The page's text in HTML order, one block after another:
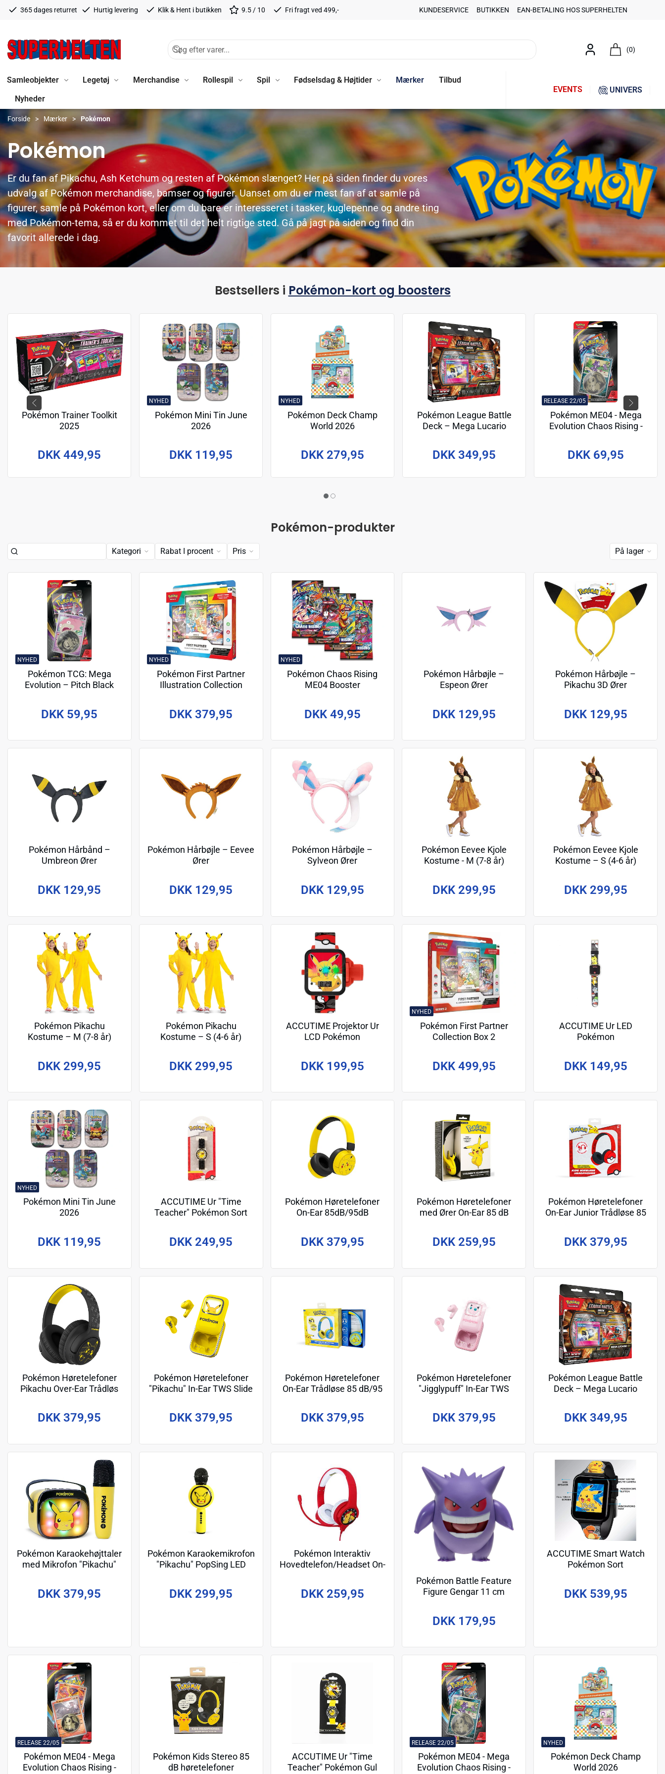
365 dages returret Hurtig levering Klik & Hent i butikken 9.5 / 10 Fri fragt ved 499,- KUNDESERVICE BUTIKKEN EAN-BETALING HOS SUPERHELTEN
(0)
Samleobjekter Legetøj Merchandise Rollespil Spil Fødselsdag & Højtider Mærker
Tilbud
Nyheder
EVENTS UNIVERS
Forside Mærker Pokémon
Pokémon
Er du fan af Pikachu, Ash Ketchum og resten af Pokémon slænget? Her på siden finder du vores
udvalg af Pokémon merchandise, bamser og figurer. Uanset om du er mest fan af at samle på
figurer, samle på Pokémon kort, eller om du bare er interesseret i tasker, kuglepenne og andre ting
med Pokémon-tema, så er du kommet til det helt rigtige sted. Gå på jagt på siden og find din
favorit allerede i dag.
Bestsellers i Pokémon-kort og boosters
Pokémon Trainer Toolkit
2025
DKK 449,95
NYHED
Pokémon Mini Tin June
2026
DKK 119,95
NYHED
Pokémon Deck Champ
World 2026
DKK 279,95
Pokémon League Battle
Deck – Mega Lucario
DKK 349,95
RELEASE 22/05
Pokémon ME04 - Mega
Evolution Chaos Rising -
DKK 69,95
Pokémon-produkter
Kategori Rabat I procent Pris På lager
NYHED
Pokémon TCG: Mega
Evolution – Pitch Black
DKK 59,95
NYHED
Pokémon First Partner
Illustration Collection
DKK 379,95
NYHED
Pokémon Chaos Rising
ME04 Booster
DKK 49,95
Pokémon Hårbøjle –
Espeon Ører
DKK 129,95
Pokémon Hårbøjle –
Pikachu 3D Ører
DKK 129,95
Pokémon Hårbånd –
Umbreon Ører
DKK 129,95
Pokémon Hårbøjle – Eevee
Ører
DKK 129,95
Pokémon Hårbøjle –
Sylveon Ører
DKK 129,95
Pokémon Eevee Kjole
Kostume - M (7-8 år)
DKK 299,95
Pokémon Eevee Kjole
Kostume – S (4-6 år)
DKK 299,95
Pokémon Pikachu
Kostume – M (7-8 år)
DKK 299,95
Pokémon Pikachu
Kostume – S (4-6 år)
DKK 299,95
ACCUTIME Projektor Ur
LCD Pokémon
DKK 199,95
NYHED
Pokémon First Partner
Collection Box 2
DKK 499,95
ACCUTIME Ur LED
Pokémon
DKK 149,95
NYHED
Pokémon Mini Tin June
2026
DKK 119,95
ACCUTIME Ur "Time
Teacher" Pokémon Sort
DKK 249,95
Pokémon Høretelefoner
On-Ear 85dB/95dB
DKK 379,95
Pokémon Høretelefoner
med Ører On-Ear 85 dB
DKK 259,95
Pokémon Høretelefoner
On-Ear Junior Trådløse 85
DKK 379,95
Pokémon Høretelefoner
Pikachu Over-Ear Trådløs
DKK 379,95
Pokémon Høretelefoner
"Pikachu" In-Ear TWS Slide
DKK 379,95
Pokémon Høretelefoner
On-Ear Trådløse 85 dB/95
DKK 379,95
Pokémon Høretelefoner
"Jigglypuff" In-Ear TWS
DKK 379,95
Pokémon League Battle
Deck – Mega Lucario
DKK 349,95
Pokémon Karaokehøjttaler
med Mikrofon "Pikachu"
DKK 379,95
Pokémon Karaokemikrofon
"Pikachu" PopSing LED
DKK 299,95
Pokémon Interaktiv
Hovedtelefon/Headset On-
DKK 259,95
Pokémon Battle Feature
Figure Gengar 11 cm
DKK 179,95
ACCUTIME Smart Watch
Pokémon Sort
DKK 539,95
RELEASE 22/05
Pokémon ME04 - Mega
Evolution Chaos Rising -
Pokémon Kids Stereo 85
dB høretelefoner
ACCUTIME Ur "Time
Teacher" Pokémon Gul
RELEASE 22/05
Pokémon ME04 - Mega
Evolution Chaos Rising -
NYHED
Pokémon Deck Champ
World 2026